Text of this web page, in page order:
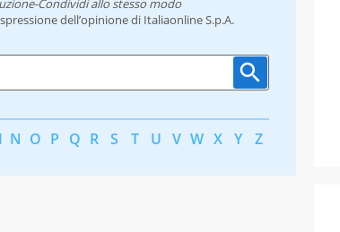
dell’opinione di Italiaonline S.p.A.
N O P Q R S T U V W X Y Z